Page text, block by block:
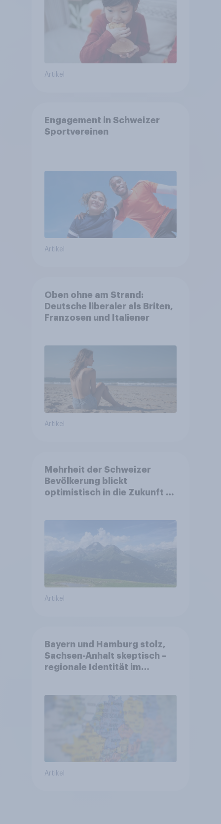
Artikel
Engagement in Schweizer
Sportvereinen
Artikel
Oben ohne am Strand:
Deutsche liberaler als Briten,
Franzosen und Italiener
Artikel
Mehrheit der Schweizer
Bevölkerung blickt
optimistisch in die Zukunft –
Altersvorsorge
Artikel
Bayern und Hamburg stolz,
Sachsen-Anhalt skeptisch –
regionale Identität im
Artikel